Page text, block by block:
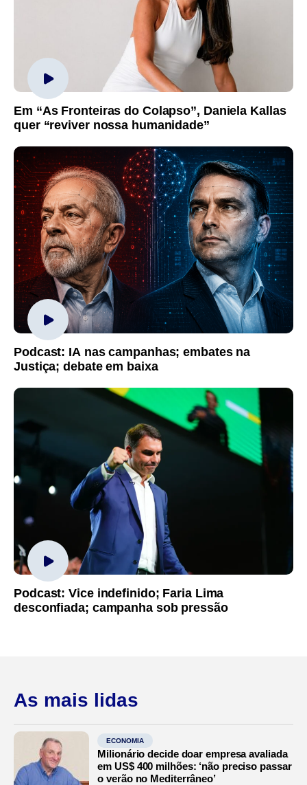
Em “As Fronteiras do Colapso”, Daniela Kallas
quer “reviver nossa humanidade”
Podcast: IA nas campanhas; embates na
Justiça; debate em baixa
Podcast: Vice indefinido; Faria Lima
desconfiada; campanha sob pressão
As mais lidas
ECONOMIA
Milionário decide doar empresa avaliada
em US$ 400 milhões: ‘não preciso passar
o verão no Mediterrâneo’